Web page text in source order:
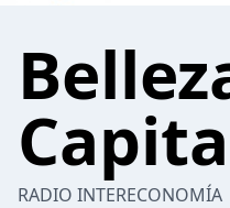
RADIO INTERECONOMÍA